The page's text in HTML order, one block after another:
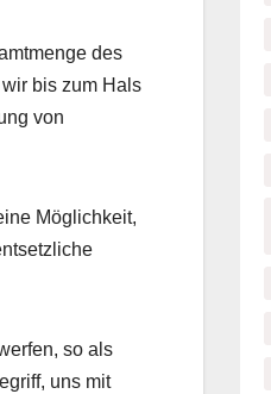
des
bis zum Hals
von
Möglichkeit,
so als
uns mit